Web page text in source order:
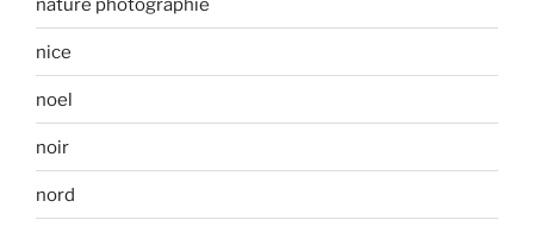
nature photographie
nice
noel
noir
nord